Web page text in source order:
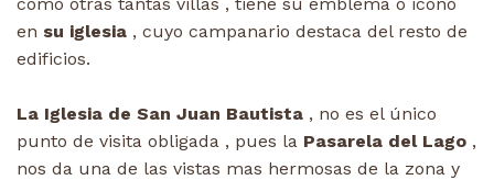
en su iglesia , cuyo campanario destaca del resto de
edificios.
La Iglesia de San Juan Bautista , no es el único
punto de visita obligada , pues la Pasarela del Lago ,
nos da una de las vistas mas hermosas de la zona y